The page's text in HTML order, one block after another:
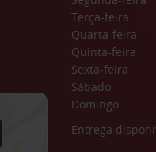
Terça-feira
Quarta-feira
Quinta-feira
Sexta-feira
Sábado
Domingo
Entrega